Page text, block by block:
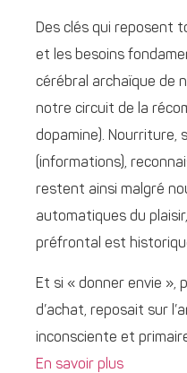
Des clés qui reposent
et les besoins
cérébral archaïque de
notre circuit de la
dopamine). Nourriture,
(informations),
restent ainsi malgré
automatiques du
préfrontal est
Et si « donner envie »,
d’achat, reposait sur
inconsciente et
En savoir plus